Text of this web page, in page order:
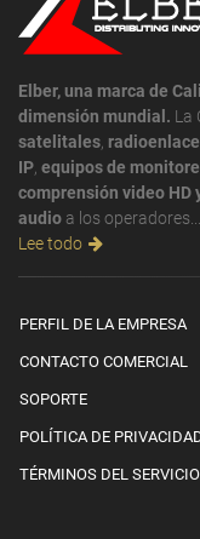
Elber, una marca de
dimensión mundial. La
satelitales
IP equipos de
comprensión video HD
audio a los operadores...
Lee todo
PERFIL DE LA EMPRESA
CONTACTO COMERCIAL
SOPORTE
POLÍTICA DE
TÉRMINOS DEL SERVICIO